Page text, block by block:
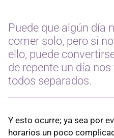
Puede que algún día
comer solo, pero si
ello, puede
de repente un día
todos separados.
Y esto ocurre; ya sea por
horarios un poco